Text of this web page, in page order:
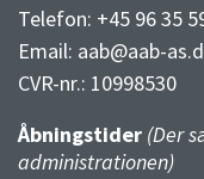
Telefon: +45 96 35
Email: aab@aab-
CVR-nr.: 10998530
Åbningstider (Der
administrationen)